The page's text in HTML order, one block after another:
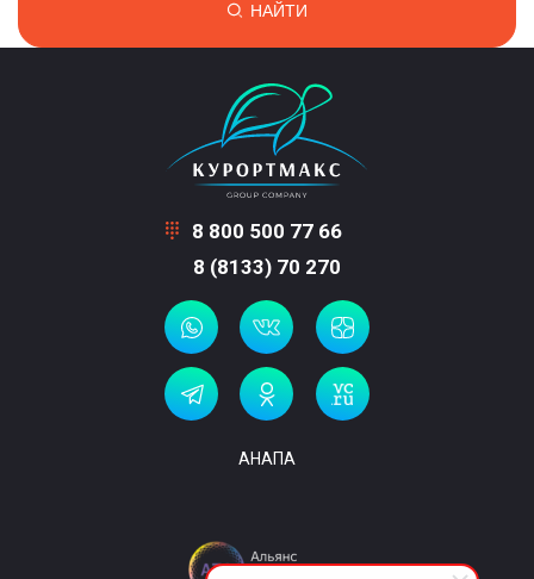
НАЙТИ
8 800 500 77 66
8 (8133) 70 270
АНАПА